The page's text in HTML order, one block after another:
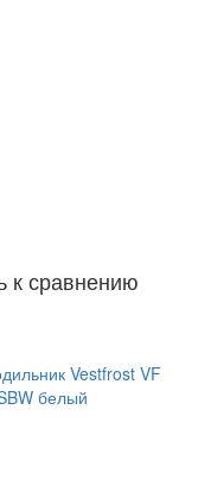
к сравнению
Vestfrost VF
белый